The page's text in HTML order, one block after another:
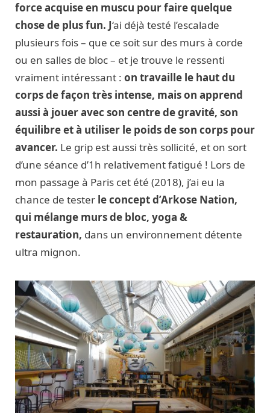
force acquise en muscu pour faire quelque
chose de plus fun. J‘ai déjà testé l’escalade
plusieurs fois – que ce soit sur des murs à corde
ou en salles de bloc – et je trouve le ressenti
vraiment intéressant : on travaille le haut du
corps de façon très intense, mais on apprend
aussi à jouer avec son centre de gravité, son
équilibre et à utiliser le poids de son corps pour
avancer. Le grip est aussi très sollicité, et on sort
d’une séance d’1h relativement fatigué ! Lors de
mon passage à Paris cet été (2018), j’ai eu la
chance de tester le concept d’Arkose Nation,
qui mélange murs de bloc, yoga &
restauration, dans un environnement détente
ultra mignon.